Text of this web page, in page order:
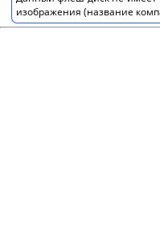
изображения (название